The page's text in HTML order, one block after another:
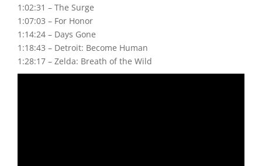
1:02:31 – The Surge
1:07:03 – For Honor
1:14:24 – Days Gone
1:18:43 – Detroit: Become Human
1:28:17 – Zelda: Breath of the Wild